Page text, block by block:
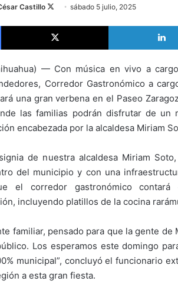
Castillo
n
sábado 5 julio, 2025
Facebook X
— Con música en vivo a
Corredor Gastronómico a
una gran verbena en el Paseo
las familias podrán disfrutar de un
encabezada por la alcaldesa Miriam
de nuestra alcaldesa Miriam
del municipio y con una
el corredor gastronómico
incluyendo platillos de la cocina
familiar, pensado para que la gente
Los esperamos este domingo
municipal”, concluyó el funcionario
a esta gran fiesta.